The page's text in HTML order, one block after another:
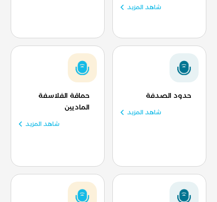
شاهد المزيد
حدود الصدفة
شاهد المزيد
حماقة الفلاسفة
الماديين
شاهد المزيد